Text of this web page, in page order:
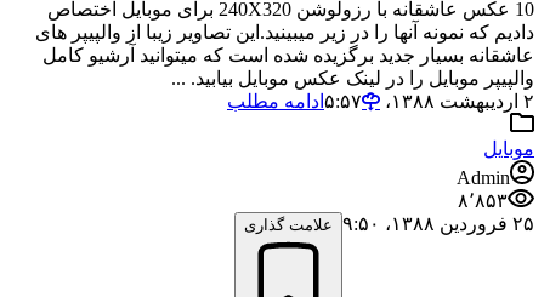
10 عکس عاشقانه با رزولوشن 240X320 برای موبایل اختصاص
دادیم که نمونه آنها را در زیر میبینید.این تصاویر زیبا از والپیپر های
عاشقانه بسیار جدید برگزیده شده است که میتوانید آرشیو کامل
والپیپر موبایل را در لینک عکس موبایل بیابید. ...
۲ اردیبهشت ۱۳۸۸،‏ ۵:۵۷
ادامه مطلب
موبایل
Admin
۸٬۸۵۳
۲۵ فروردین ۱۳۸۸،‏ ۹:۵۰
علامت گذاری